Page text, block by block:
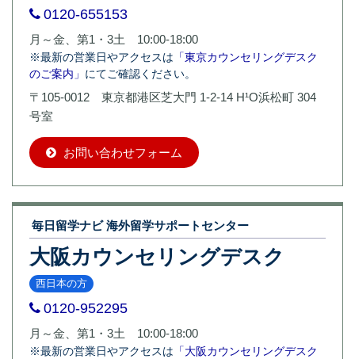
0120-655153
月～金、第1・3土 10:00-18:00
※最新の営業日やアクセスは 「東京カウンセリングデスク
のご案内」 にてご確認ください。
〒105-0012 東京都港区芝大門 1-2-14 H¹O浜松町 304
号室
お問い合わせフォーム
毎日留学ナビ 海外留学サポートセンター
大阪カウンセリングデスク
西日本の方
0120-952295
月～金、第1・3土 10:00-18:00
※最新の営業日やアクセスは 「大阪カウンセリングデスク